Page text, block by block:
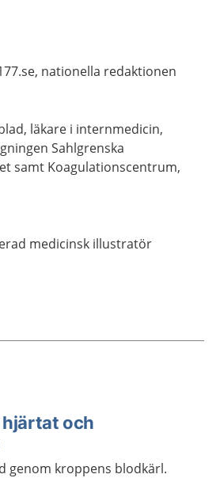
nationella redaktionen
läkare i internmedicin,
Sahlgrenska
samt Koagulationscentrum,
medicinsk illustratör
hjärtat och
genom kroppens blodkärl.